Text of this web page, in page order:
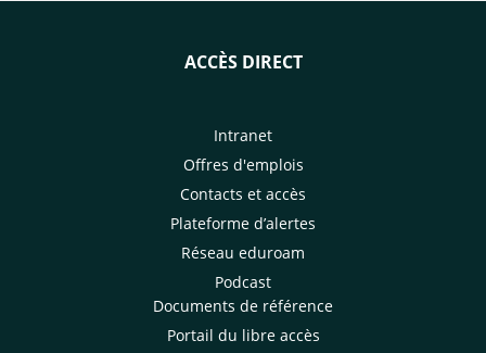
ACCÈS DIRECT
Intranet
Offres d'emplois
Contacts et accès
Plateforme d’alertes
Réseau eduroam
Podcast
Documents de référence
Portail du libre accès